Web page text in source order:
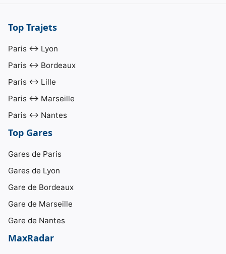
Top Trajets
Paris ↔ Lyon
Paris ↔ Bordeaux
Paris ↔ Lille
Paris ↔ Marseille
Paris ↔ Nantes
Top Gares
Gares de Paris
Gares de Lyon
Gare de Bordeaux
Gare de Marseille
Gare de Nantes
MaxRadar